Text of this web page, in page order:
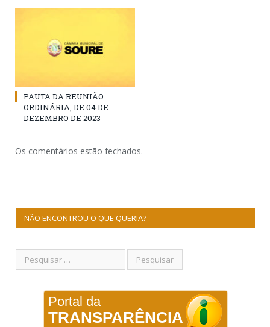
PAUTA DA REUNIÃO
ORDINÁRIA, DE 04 DE
DEZEMBRO DE 2023
Os comentários estão fechados.
NÃO ENCONTROU O QUE QUERIA?
Portal da
TRANSPARÊNCIA